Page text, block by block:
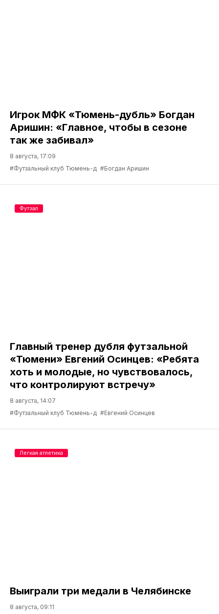
Игрок МФК «Тюмень-дубль» Богдан
Аришин: «Главное, чтобы в сезоне
так же забивал»
8 августа, 17:09
#Футзальный клуб Тюмень-д #Богдан Аришин
Главный тренер дубля футзальной
«Тюмени» Евгений Осинцев: «Ребята
хоть и молодые, но чувствовалось,
что контролируют встречу»
8 августа, 14:07
#Футзальный клуб Тюмень-д #Евгений Осинцев
Футзал
Выиграли три медали в Челябинске
8 августа, 09:11
Легкая атлетика